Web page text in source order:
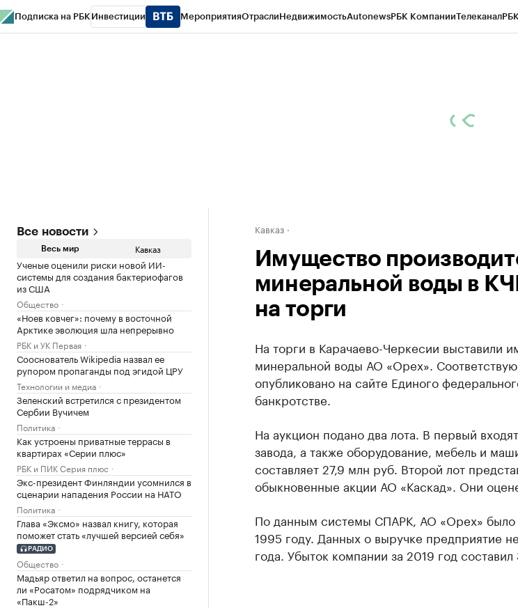
Подписка на РБК Инвестиции МероприятияОтраслиНедвижимостьAutonewsРБК КомпанииТелеканал
Все новости
Весь мир Кавказ
Ученые оценили риски новой ИИ-
системы для создания бактериофагов
из США
Общество
«Ноев ковчег»: почему в восточной
Арктике эволюция шла непрерывно
РБК и УК Первая
Сооснователь Wikipedia назвал ее
рупором пропаганды под эгидой ЦРУ
Технологии и медиа
Зеленский встретился с президентом
Сербии Вучичем
Политика
Как устроены приватные террасы в
квартирах «Серии плюс»
РБК и ПИК Серия плюс
Экс-президент Финляндии усомнился в
сценарии нападения России на НАТО
Политика
Глава «Эксмо» назвал книгу, которая
поможет стать «лучшей версией себя»
РАДИО
Общество
Мадьяр ответил на вопрос, останется
ли «Росатом» подрядчиком на
«Пакш-2»
Кавказ
Имущество
минеральной воды в
на торги
На торги в Карачаево-Черкесии выставили
минеральной воды АО «Орех».
опубликовано на сайте Единого
банкротстве.
На аукцион подано два лота. В первый
завода, а также оборудование, мебель и
составляет 27,9 млн руб. Второй лот
обыкновенные акции АО «Каскад». Они
По данным системы СПАРК, АО «Орех» было
1995 году. Данных о выручке предприятие
года. Убыток компании за 2019 год составил